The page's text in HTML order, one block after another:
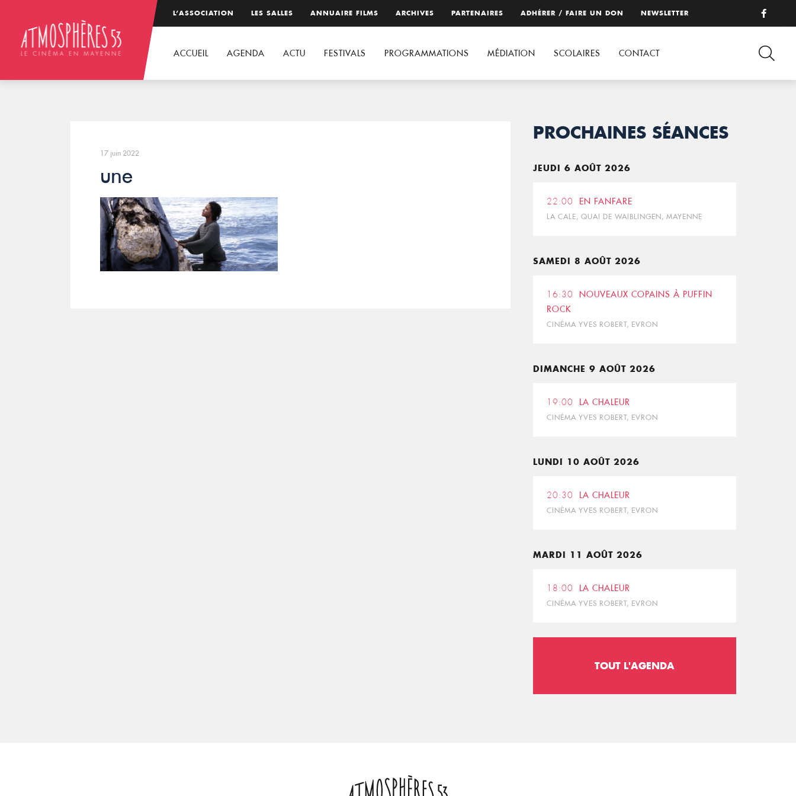
L’ASSOCIATION LES SALLES ANNUAIRE FILMS ARCHIVES PARTENAIRES ADHÉRER / FAIRE UN DON NEWSLETTER
ACCUEIL AGENDA ACTU FESTIVALS PROGRAMMATIONS MÉDIATION SCOLAIRES CONTACT
17 juin 2022
une
PROCHAINES SÉANCES
JEUDI 6 AOÛT 2026
22:00 EN FANFARE
LA CALE, QUAI DE WAIBLINGEN, MAYENNE
SAMEDI 8 AOÛT 2026
16:30
NOUVEAUX COPAINS À PUFFIN
ROCK
CINÉMA YVES ROBERT, EVRON
DIMANCHE 9 AOÛT 2026
19:00 LA CHALEUR
CINÉMA YVES ROBERT, EVRON
LUNDI 10 AOÛT 2026
20:30 LA CHALEUR
CINÉMA YVES ROBERT, EVRON
MARDI 11 AOÛT 2026
18:00 LA CHALEUR
CINÉMA YVES ROBERT, EVRON
TOUT L'AGENDA